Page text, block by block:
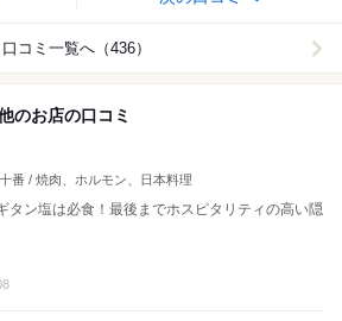
口コミ一覧へ（436）
のお店の口コミ
番 / 焼肉、ホルモン、日本料理
タン塩は必食！最後までホスピタリティの高い隠